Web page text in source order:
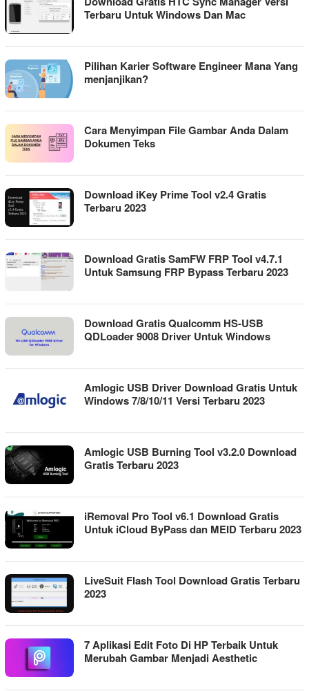
Terbaru Untuk Windows Dan Mac
Pilihan Karier Software Engineer Mana Yang
menjanjikan?
Cara Menyimpan File Gambar Anda Dalam
Dokumen Teks
Download iKey Prime Tool v2.4 Gratis
Terbaru 2023
Download Gratis SamFW FRP Tool v4.7.1
Untuk Samsung FRP Bypass Terbaru 2023
Download Gratis Qualcomm HS-USB
QDLoader 9008 Driver Untuk Windows
Amlogic USB Driver Download Gratis Untuk
Windows 7/8/10/11 Versi Terbaru 2023
Amlogic USB Burning Tool v3.2.0 Download
Gratis Terbaru 2023
iRemoval Pro Tool v6.1 Download Gratis
Untuk iCloud ByPass dan MEID Terbaru 2023
LiveSuit Flash Tool Download Gratis Terbaru
2023
7 Aplikasi Edit Foto Di HP Terbaik Untuk
Merubah Gambar Menjadi Aesthetic